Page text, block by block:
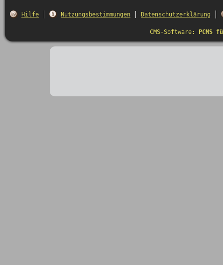
Hilfe Nutzungsbestimmungen Datenschutzerklärung
CMS-Software: PCMS